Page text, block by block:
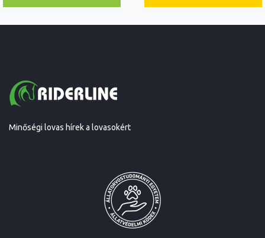
Minőségi lovas hírek a lovasokért